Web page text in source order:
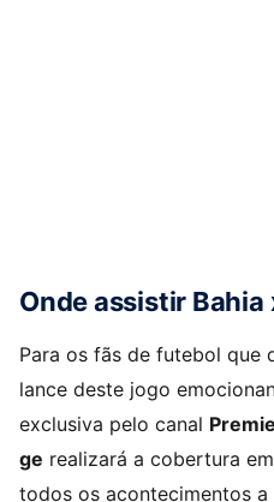
Onde assistir Bahia
Para os fãs de futebol que
lance deste jogo
exclusiva pelo canal
ge realizará a cobertura em
todos os acontecimentos a